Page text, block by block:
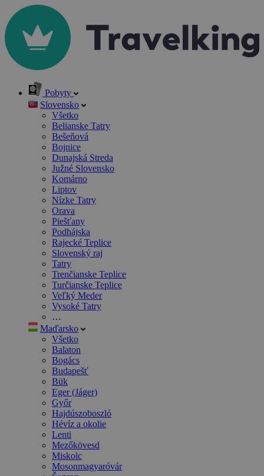
Pobyty
Slovensko
Všetko
Belianske Tatry
Bešeňová
Bojnice
Dunajská Streda
Južné Slovensko
Komárno
Liptov
Nízke Tatry
Orava
Piešťany
Podhájska
Rajecké Teplice
Slovenský raj
Tatry
Trenčianske Teplice
Turčianske Teplice
Veľký Meder
Vysoké Tatry
…
Maďarsko
Všetko
Balaton
Bogács
Budapešť
Bük
Eger (Jáger)
Győr
Hajdúszoboszló
Hévíz a okolie
Lenti
Mezőkövesd
Miskolc
Mosonmagyaróvár